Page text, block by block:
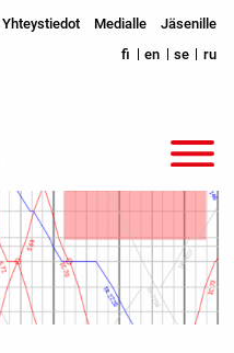
Yhteystiedot Medialle
Jäsenille
fi
en se ru